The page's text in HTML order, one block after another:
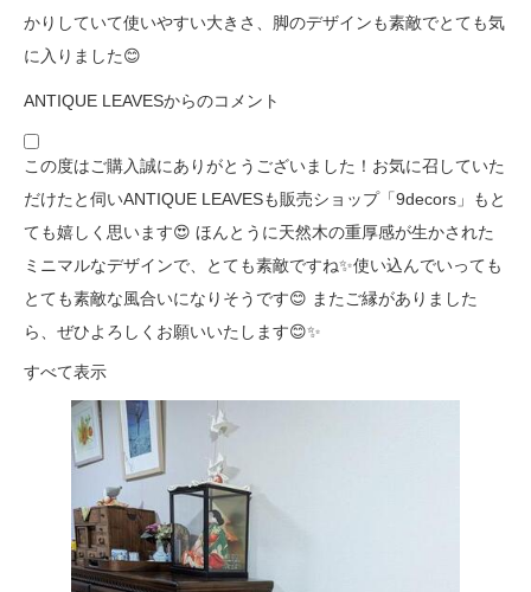
かりしていて使いやすい大きさ、脚のデザインも素敵でとても気
に入りました😊
ANTIQUE LEAVESからのコメント
この度はご購入誠にありがとうございました！お気に召していた
だけたと伺いANTIQUE LEAVESも販売ショップ「9decors」もと
ても嬉しく思います😍 ほんとうに天然木の重厚感が生かされた
ミニマルなデザインで、とても素敵ですね✨使い込んでいっても
とても素敵な風合いになりそうです😊 またご縁がありました
ら、ぜひよろしくお願いいたします😊✨
すべて表示